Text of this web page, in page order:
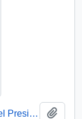
[Saludos con motivo del cumpleaños del Presidente]